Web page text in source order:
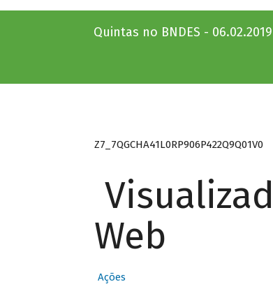
Quintas no BNDES -
Z7_7QGCHA41L0RP906P422Q9Q01V0
Web
Ações